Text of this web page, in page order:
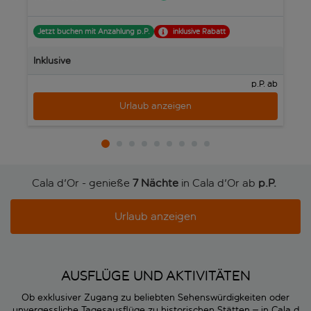
Jetzt buchen mit Anzahlung p.P. inklusive Rabatt
Inklusive
p.P. ab
Urlaub anzeigen
Cala d'Or - genieße 7 Nächte in Cala d'Or ab p.P.
Urlaub anzeigen
AUSFLÜGE UND AKTIVITÄTEN
Ob exklusiver Zugang zu beliebten Sehenswürdigkeiten oder